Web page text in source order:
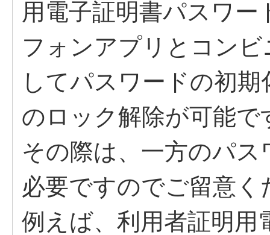
用電子証明書パスワ
フォンアプリとコン
してパスワードの初
のロック解除が可能で
その際は、一方のパ
必要ですのでご留意く
例えば、利用者証明用